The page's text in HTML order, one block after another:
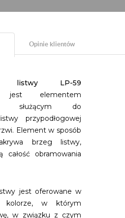
Opinie klientów
listwy LP-59
elementem
służącym do
przypodłogowej
Element w sposób
brzeg listwy,
całość obramowania
jest oferowane w
w którym
w związku z czym